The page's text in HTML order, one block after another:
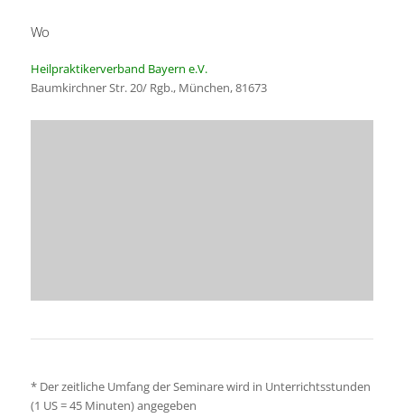
Wo
Heilpraktikerverband Bayern e.V.
Baumkirchner Str. 20/ Rgb., München, 81673
* Der zeitliche Umfang der Seminare wird in Unterrichtsstunden
(1 US = 45 Minuten) angegeben